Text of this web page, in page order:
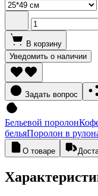
В корзину
Уведомить о наличии
Задать вопрос
Бельевой поролон
бельяПоролон в
О товаре